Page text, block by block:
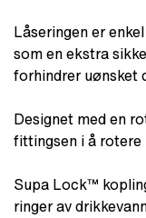
Låseringen er
som en ekstra
forhindrer uønsket
Designet med en
fittingsen i å rotere
Supa Lock™
ringer av